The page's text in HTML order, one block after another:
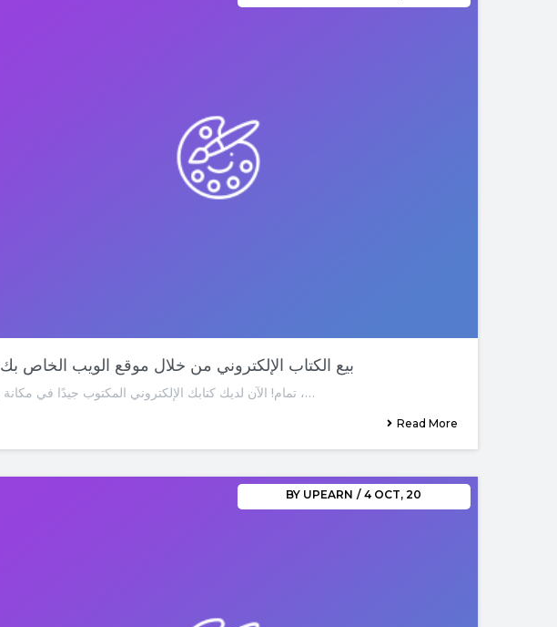
07-بيع الكتاب الإلكتروني من خلال موقع الويب الخاص بك
تمام! الآن لديك كتابك الإلكتروني المكتوب جيدًا في مكانة رائعة ،…
Read More
BY UPEARN / 4 OCT, 20